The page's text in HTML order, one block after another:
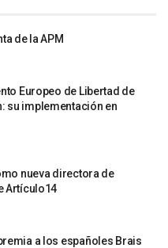
de la APM
Europeo de Libertad de
su implementación en
nueva directora de
Artículo14
a los españoles Brais